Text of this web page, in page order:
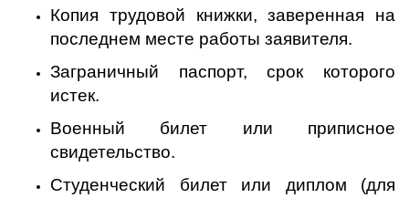
Копия трудовой книжки, заверенная на
последнем месте работы заявителя.
Заграничный паспорт, срок которого
истек.
Военный билет или приписное
свидетельство.
Студенческий билет или диплом (для